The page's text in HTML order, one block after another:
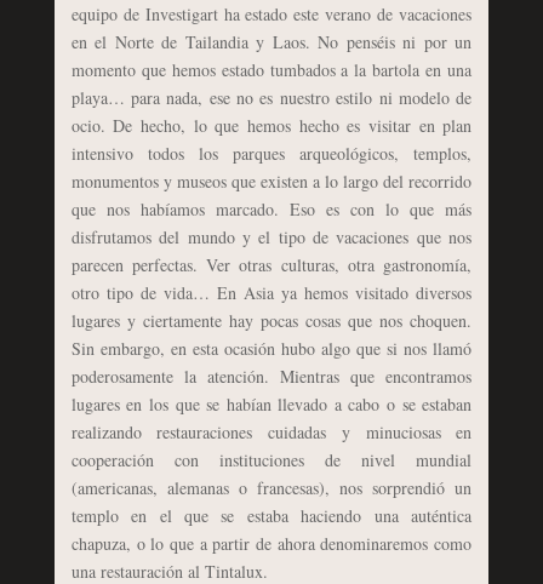
equipo de Investigart ha estado este verano de vacaciones
en el Norte de Tailandia y Laos. No penséis ni por un
momento que hemos estado tumbados a la bartola en una
playa… para nada, ese no es nuestro estilo ni modelo de
ocio. De hecho, lo que hemos hecho es visitar en plan
intensivo todos los parques arqueológicos, templos,
monumentos y museos que existen a lo largo del recorrido
que nos habíamos marcado. Eso es con lo que más
disfrutamos del mundo y el tipo de vacaciones que nos
parecen perfectas. Ver otras culturas, otra gastronomía,
otro tipo de vida… En Asia ya hemos visitado diversos
lugares y ciertamente hay pocas cosas que nos choquen.
Sin embargo, en esta ocasión hubo algo que si nos llamó
poderosamente la atención. Mientras que encontramos
lugares en los que se habían llevado a cabo o se estaban
realizando restauraciones cuidadas y minuciosas en
cooperación con instituciones de nivel mundial
(americanas, alemanas o francesas), nos sorprendió un
templo en el que se estaba haciendo una auténtica
chapuza, o lo que a partir de ahora denominaremos como
una restauración al Tintalux.